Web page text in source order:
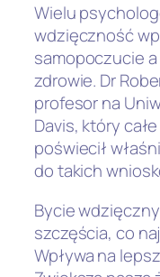
Wielu
wdzięczność
samopoczucie
zdrowie. Dr
profesor na
Davis, który
poświecił
do takich
Bycie
szczęścia, co
Wpływa na